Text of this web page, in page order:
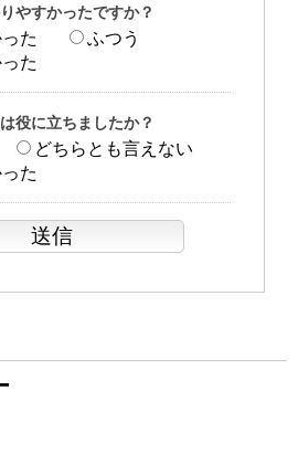
やすかったですか？
た
ふつう
た
役に立ちましたか？
どちらとも言えない
た